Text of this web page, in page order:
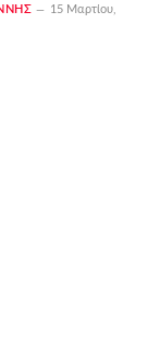
15 Μαρτίου,